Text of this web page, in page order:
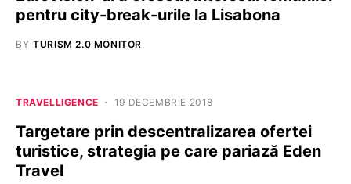
pentru city-break-urile la Lisabona
BY TURISM 2.0 MONITOR
TRAVELLIGENCE 19 DECEMBRIE 2018
Targetare prin descentralizarea ofertei
turistice, strategia pe care pariază Eden
Travel